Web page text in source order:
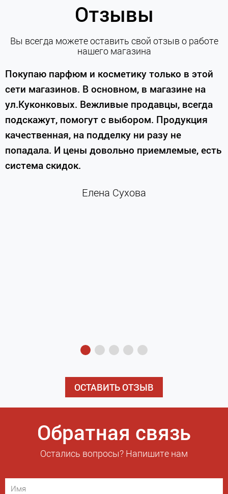
Отзывы
Вы всегда можете оставить свой отзыв о работе
нашего магазина
Покупаю парфюм и косметику только в этой
сети магазинов. В основном, в магазине на
ул.Куконковых. Вежливые продавцы, всегда
подскажут, помогут с выбором. Продукция
качественная, на подделку ни разу не
попадала. И цены довольно приемлемые, есть
система скидок.
Елена Сухова
ОСТАВИТЬ ОТЗЫВ
Обратная связь
Остались вопросы? Напишите нам